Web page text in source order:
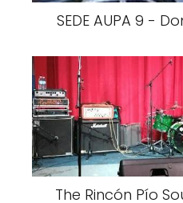
SEDE AUPA 9 -
The Rincón Pío